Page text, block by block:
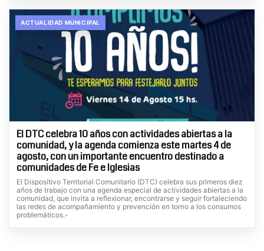
ACTUALIDAD MUNICIPAL
El DTC celebra 10 años con actividades abiertas a la
comunidad, y la agenda comienza este martes 4 de
agosto, con un importante encuentro destinado a
comunidades de Fe e Iglesias
El Dispositivo Territorial Comunitario (DTC) celebra sus primeros diez
años de trabajo con una agenda especial de actividades abiertas a la
comunidad, que invita a reflexionar, encontrarse y seguir fortaleciendo
las redes de acompañamiento y prevención en torno a los consumos
problemáticos.-